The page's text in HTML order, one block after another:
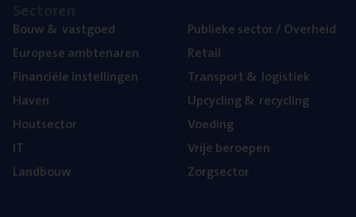
Bouw& vastgoed
Euro­pe­se ambtenaren
Finan­ci­ë­le instellingen
Haven
Hout­sec­tor
IT
Land­bouw
Publie­ke sec­tor / Overheid
Retail
Trans­port& logistiek
Upcy­cling& recycling
Voe­ding
Vrije beroe­pen
Zorg­sec­tor